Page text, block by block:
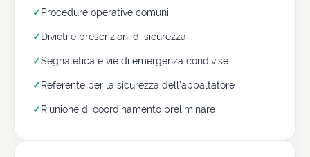
✓ Procedure operative comuni
✓ Divieti e prescrizioni di sicurezza
✓Segnaletica e vie di emergenza condivise
✓ Referente per la sicurezza dell’appaltatore
✓ Riunione di coordinamento preliminare